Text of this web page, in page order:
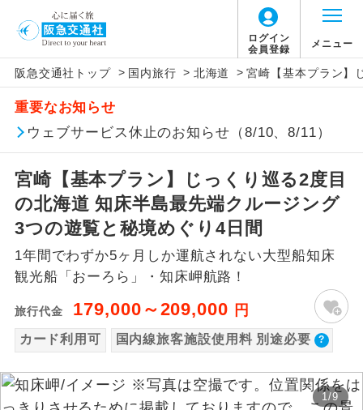
ログイン
会員登録
メニュー
阪急交通社トップ > 国内旅行 > 北海道 > 宮崎【基本プラン】
重要なお知らせ
ウェブサービス休止のお知らせ（8/10、8/11）
宮崎【基本プラン】じっくり巡る2度目
の北海道 知床半島最先端クルージング
3つの遊覧と秘境めぐり4日間
1年間でわずか5ヶ月しか運航されない大型船知床
観光船「おーろら」・知床岬航路！
旅行代金 179,000～209,000 円
カード利用可 国内線旅客施設使用料 別途必要
1/9
【国内旅客施設使用料について】
旅行代金に国内旅客施設使用料は含まれてお
りません。別途お支払いが必要となります。
羽田空港：大人1,800円、子供1,800円
2026/10/6〜2027/6/4 羽田空港：大人2,320
円、子供2,320円
2027/6/5〜 羽田空港：大人2,360円、子供
2,360円
アイコン 説明
添乗員同行
往路出発空港（駅）から復路到着空港
（駅）まで同行します。
現地添乗員同
行
現地到着空港（駅）から最終日出発空港
（駅）まで添乗員が同行します。
バスガイド乗
務
バスガイドが乗務し、車内での観光案内
があります。
世界遺産
ユネスコに登録されている文化遺産や自
然遺産を訪ねるコースです。
絶景 絶景スポットに立ち寄るコースです。